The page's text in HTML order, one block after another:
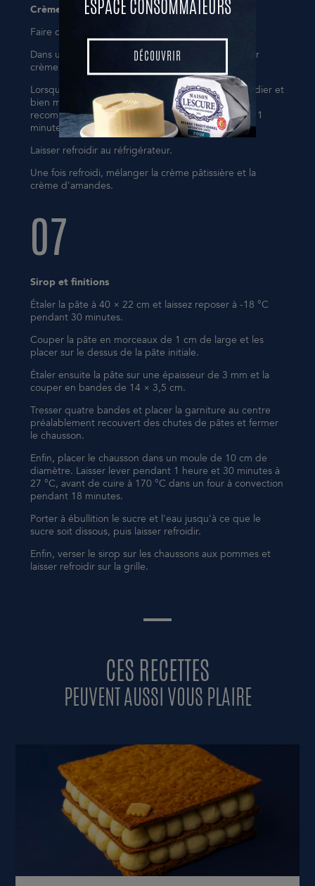
Crème pâtissière
Faire chauffer le lait dans une casserole.
Dans un saladier, mélanger le sucre, la poudre pour
crème pâtissière et les jaunes d'œufs.
Lorsque le lait bout, verser le mélange dans le saladier et
bien mélanger à l'aide d'un fouet jusqu'à ce qu'il
recommence à bouillir, puis laisser bouillir pendant 1
minute.
Laisser refroidir au réfrigérateur.
Une fois refroidi, mélanger la crème pâtissière et la
crème d'amandes.
07
Sirop et finitions
Étaler la pâte à 40 × 22 cm et laissez reposer à -18 °C
pendant 30 minutes.
Couper la pâte en morceaux de 1 cm de large et les
placer sur le dessus de la pâte initiale.
Étaler ensuite la pâte sur une épaisseur de 3 mm et la
couper en bandes de 14 × 3,5 cm.
Tresser quatre bandes et placer la garniture au centre
préalablement recouvert des chutes de pâtes et fermer
le chausson.
Enfin, placer le chausson dans un moule de 10 cm de
diamètre. Laisser lever pendant 1 heure et 30 minutes à
27 °C, avant de cuire à 170 °C dans un four à convection
pendant 18 minutes.
Porter à ébullition le sucre et l'eau jusqu'à ce que le
sucre soit dissous, puis laisser refroidir.
Enfin, verser le sirop sur les chaussons aux pommes et
laisser refroidir sur la grille.
CES RECETTES
PEUVENT AUSSI VOUS PLAIRE
ESPACE CONSOMMATEURS
DÉCOUVRIR
DÉCOUVRIR